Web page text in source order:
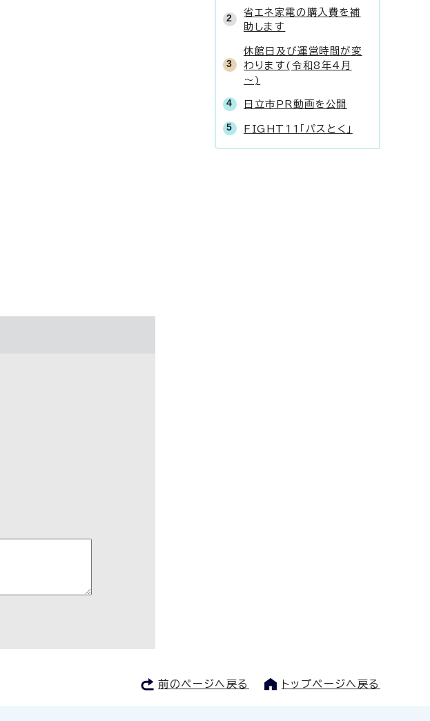
省エネ家電の購入費を補
助します
休館日及び運営時間が変
わります(令和8年4月
～)
日立市PR動画を公開
FIGHT11「パスとく」
前のページへ戻る トップページへ戻る